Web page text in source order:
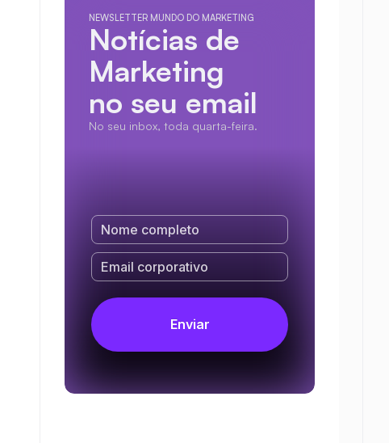
NEWSLETTER MUNDO DO MARKETING
Notícias de
Marketing
no seu email
No seu inbox, toda quarta-feira.